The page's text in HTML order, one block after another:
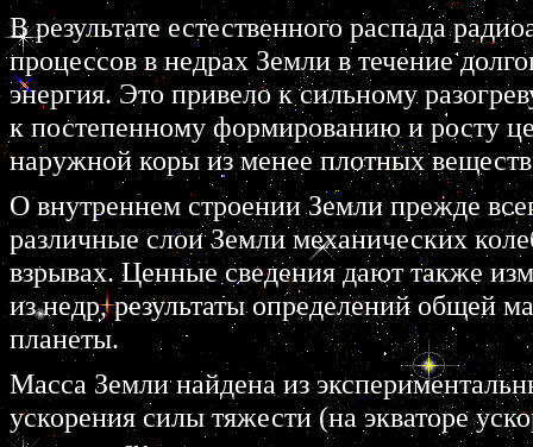
В результате естественного распада
процессов в недрах Земли в течение
энергия. Это привело к сильному
к постепенному формированию и росту
наружной коры из менее плотных
О внутреннем строении Земли прежде
различные слои Земли механических
взрывах. Ценные сведения дают также
из недр, результаты определений общей
планеты.
Масса Земли найдена из
ускорения силы тяжести (на экваторе